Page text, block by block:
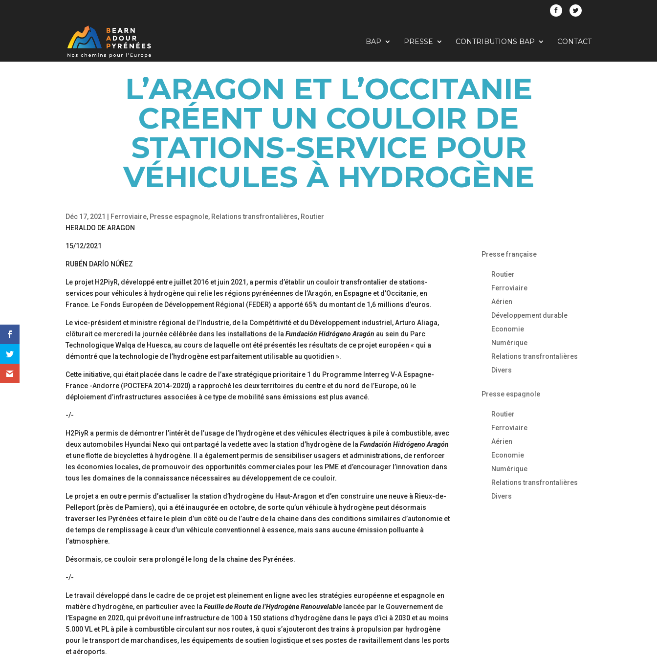
BAP PRESSE CONTRIBUTIONS BAP CONTACT
L’ARAGON ET L’OCCITANIE
CRÉENT UN COULOIR DE
STATIONS-SERVICE POUR
VÉHICULES À HYDROGÈNE
Déc 17, 2021 Ferroviaire, Presse espagnole, Relations transfrontalières, Routier
HERALDO DE ARAGON
15/12/2021
RUBÉN DARÍO NÚÑEZ
Le projet H2PiyR, développé entre juillet 2016 et juin 2021, a permis d’établir un couloir transfrontalier de stations-
services pour véhicules à hydrogène qui relie les régions pyrénéennes de l’Aragón, en Espagne et d’Occitanie, en
France. Le Fonds Européen de Développement Régional (FEDER) a apporté 65% du montant de 1,6 millions d’euros.
Le vice-président et ministre régional de l’Industrie, de la Compétitivité et du Développement industriel, Arturo Aliaga,
clôturait ce mercredi la journée célébrée dans les installations de laFundación Hidrógeno Aragón au sein du Parc
Technologique Walqa de Huesca, au cours de laquelle ont été présentés les résultats de ce projet européen « qui a
démontré que la technologie de l’hydrogène est parfaitement utilisable au quotidien ».
Cette initiative, qui était placée dans le cadre de l’axe stratégique prioritaire 1 du Programme Interreg V-A Espagne-
France -Andorre (POCTEFA 2014-2020) a rapproché les deux territoires du centre et du nord de l’Europe, où le
déploiement d’infrastructures associées à ce type de mobilité sans émissions est plus avancé.
-/-
H2PiyR a permis de démontrer l’intérêt de l’usage de l’hydrogène et des véhicules électriques à pile à combustible, avec
deux automobiles Hyundai Nexo qui ont partagé la vedette avec la station d’hydrogène de laFundación Hidrógeno Aragón
et une flotte de bicyclettes à hydrogène. Il a également permis de sensibiliser usagers et administrations, de renforcer
les économies locales, de promouvoir des opportunités commerciales pour les PME et d’encourager l’innovation dans
tous les domaines de la connaissance nécessaires au développement de ce couloir.
Le projet a en outre permis d’actualiser la station d’hydrogène du Haut-Aragon et d’en construire une neuve à Rieux-de-
Pelleport (près de Pamiers), qui a été inaugurée en octobre, de sorte qu’un véhicule à hydrogène peut désormais
traverser les Pyrénées et faire le plein d’un côté ou de l’autre de la chaine dans des conditions similaires d’autonomie et
de temps de remplissage à ceux d’un véhicule conventionnel à essence, mais sans aucune émission polluante à
l’atmosphère.
Désormais, ce couloir sera prolongé le long de la chaine des Pyrénées.
-/-
Le travail développé dans le cadre de ce projet est pleinement en ligne avec les stratégies européenne et espagnole en
matière d’hydrogène, en particulier avec laFeuille de Route de l’Hydrogène Renouvelable lancée par le Gouvernement de
l’Espagne en 2020, qui prévoit une infrastructure de 100 à 150 stations d’hydrogène dans le pays d’ici à 2030 et au moins
5.000 VL et PL à pile à combustible circulant sur nos routes, à quoi s’ajouteront des trains à propulsion par hydrogène
pour le transport de marchandises, les équipements de soutien logistique et ses postes de ravitaillement dans les ports
et aéroports.
Presse française
Routier
Ferroviaire
Aérien
Développement durable
Economie
Numérique
Relations transfrontalières
Divers
Presse espagnole
Routier
Ferroviaire
Aérien
Economie
Numérique
Relations transfrontalières
Divers